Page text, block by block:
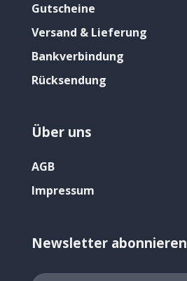
Gutscheine
Versand & Lieferung
Bankverbindung
Rücksendung
Über uns
AGB
Impressum
Newsletter abonnieren